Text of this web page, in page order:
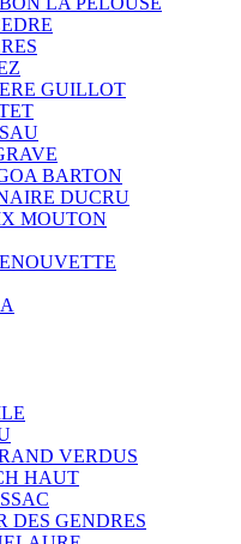
GUILLOT
BARTON
DUCRU
MOUTON
VERDUS
HAUT
DES GENDRES